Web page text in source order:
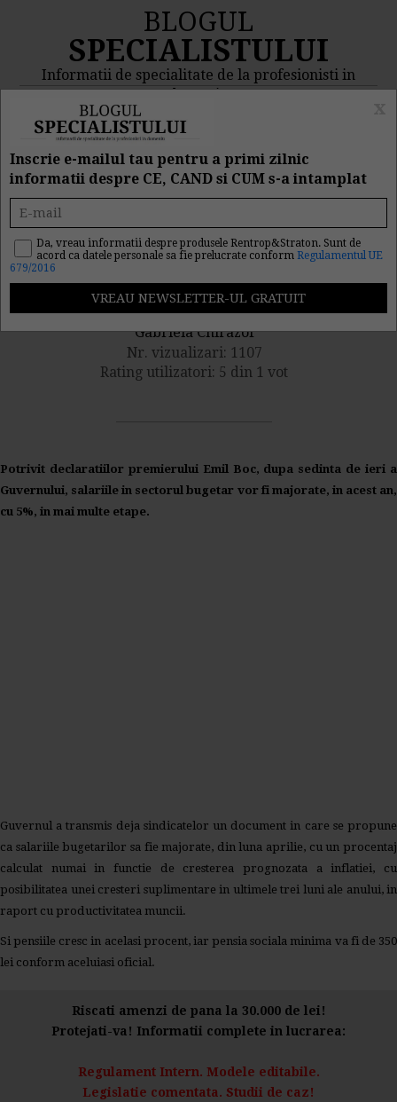
BLOGUL
SPECIALISTULUI
Informatii de specialitate de la profesionisti in
domeniu
MENIU
Salarii si pensii in 2009
30/01/2009
Publicat de catre
Gabriela Chirazof
Nr. vizualizari: 1107
Rating utilizatori: 5 din 1 vot
Potrivit declaratiilor premierului Emil Boc, dupa sedinta de ieri a
Guvernului, salariile in sectorul bugetar vor fi majorate, in acest an,
cu 5%, in mai multe etape.
Guvernul a transmis deja sindicatelor un document in care se propune
ca salariile bugetarilor sa fie majorate, din luna aprilie, cu un procentaj
calculat numai in functie de cresterea prognozata a inflatiei, cu
posibilitatea unei cresteri suplimentare in ultimele trei luni ale anului, in
raport cu productivitatea muncii.
Si pensiile cresc in acelasi procent, iar pensia sociala minima va fi de 350
lei conform aceluiasi oficial.
Riscati amenzi de pana la 30.000 de lei!
Protejati-va! Informatii complete in lucrarea:
Regulament Intern. Modele editabile.
Legislatie comentata. Studii de caz!
Inscrie e-mailul tau pentru a primi zilnic
informatii despre CE, CAND si CUM s-a intamplat
Da, vreau informatii despre produsele Rentrop&Straton. Sunt de
acord ca datele personale sa fie prelucrate conform Regulamentul UE
679/2016